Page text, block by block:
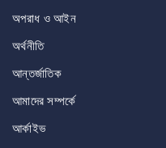
অপরাধ ও আইন
অর্থনীতি
আন্তর্জাতিক
আমাদের সম্পর্কে
আর্কাইভ